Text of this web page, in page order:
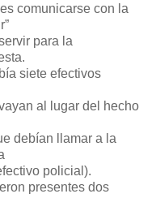
comunicarse con la
para la
siete efectivos
al lugar del hecho
debían llamar a la
policial).
presentes dos